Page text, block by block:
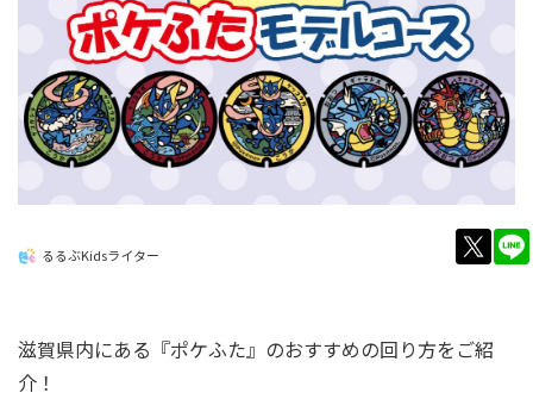
るるぶKidsライター
滋賀県内にある『ポケふた』のおすすめの回り方をご紹
介！